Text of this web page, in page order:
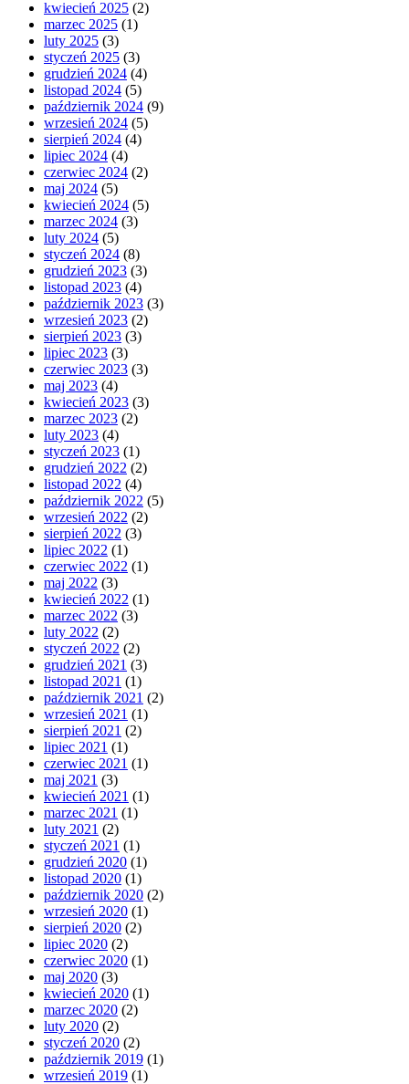
kwiecień 2025 (2)
marzec 2025 (1)
luty 2025 (3)
styczeń 2025 (3)
grudzień 2024 (4)
listopad 2024 (5)
październik 2024 (9)
wrzesień 2024 (5)
sierpień 2024 (4)
lipiec 2024 (4)
czerwiec 2024 (2)
maj 2024 (5)
kwiecień 2024 (5)
marzec 2024 (3)
luty 2024 (5)
styczeń 2024 (8)
grudzień 2023 (3)
listopad 2023 (4)
październik 2023 (3)
wrzesień 2023 (2)
sierpień 2023 (3)
lipiec 2023 (3)
czerwiec 2023 (3)
maj 2023 (4)
kwiecień 2023 (3)
marzec 2023 (2)
luty 2023 (4)
styczeń 2023 (1)
grudzień 2022 (2)
listopad 2022 (4)
październik 2022 (5)
wrzesień 2022 (2)
sierpień 2022 (3)
lipiec 2022 (1)
czerwiec 2022 (1)
maj 2022 (3)
kwiecień 2022 (1)
marzec 2022 (3)
luty 2022 (2)
styczeń 2022 (2)
grudzień 2021 (3)
listopad 2021 (1)
październik 2021 (2)
wrzesień 2021 (1)
sierpień 2021 (2)
lipiec 2021 (1)
czerwiec 2021 (1)
maj 2021 (3)
kwiecień 2021 (1)
marzec 2021 (1)
luty 2021 (2)
styczeń 2021 (1)
grudzień 2020 (1)
listopad 2020 (1)
październik 2020 (2)
wrzesień 2020 (1)
sierpień 2020 (2)
lipiec 2020 (2)
czerwiec 2020 (1)
maj 2020 (3)
kwiecień 2020 (1)
marzec 2020 (2)
luty 2020 (2)
styczeń 2020 (2)
październik 2019 (1)
wrzesień 2019 (1)